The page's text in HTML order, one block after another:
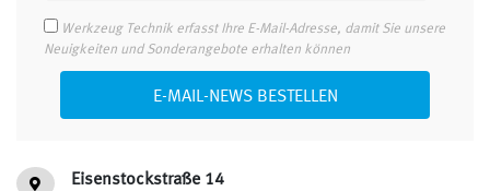
Werkzeug Technik erfasst Ihre E-Mail-Adresse, damit Sie unsere
Neuigkeiten und Sonderangebote erhalten können
E-MAIL-NEWS BESTELLEN
Eisenstockstraße 14